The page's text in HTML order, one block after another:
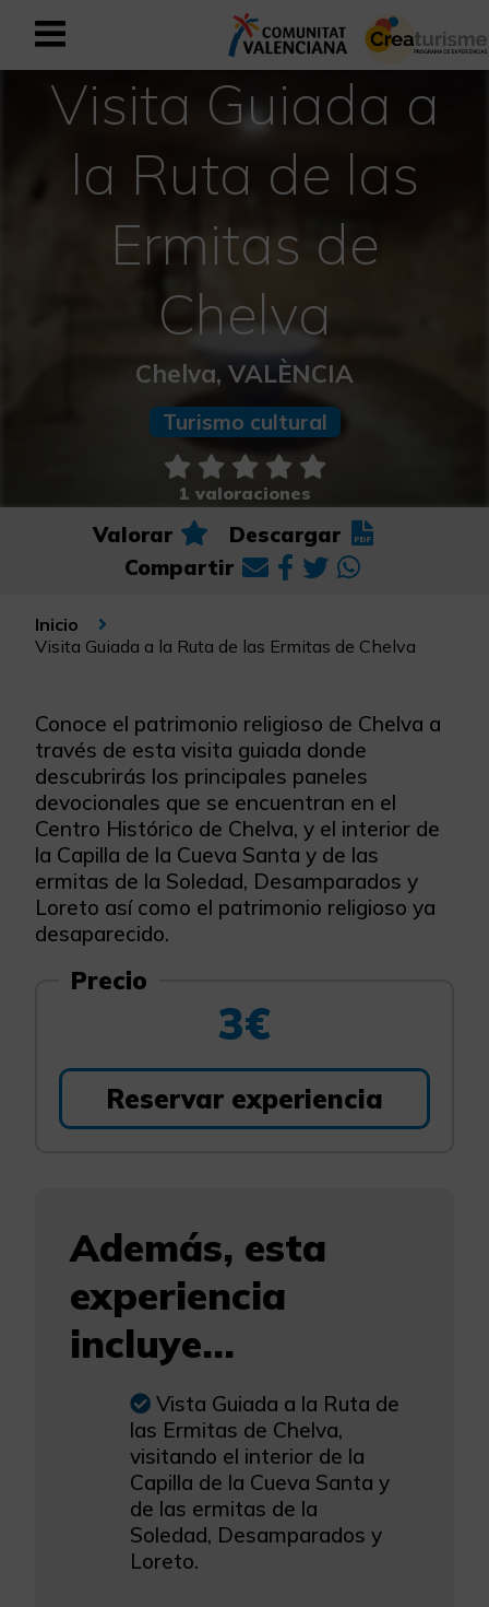
Registrarse como usuario
Registro empresarial
Español
Mediterráneo Activo-Deportivo
Mediterráneo Cultural
Mediterráneo Natural-Rural
Experiencias en otoño
Experiencias Semana Santa
Visita Guiada a
la Ruta de las
Ermitas de
Chelva
Chelva, VALÈNCIA
Turismo cultural
1 valoraciones
Valorar
Descargar
Compartir
Inicio
Visita Guiada a la Ruta de las Ermitas de Chelva
Conoce el patrimonio religioso de Chelva a
través de esta visita guiada donde
descubrirás los principales paneles
devocionales que se encuentran en el
Centro Histórico de Chelva, y el interior de
la Capilla de la Cueva Santa y de las
ermitas de la Soledad, Desamparados y
Loreto así como el patrimonio religioso ya
desaparecido.
Precio
3€
Reservar experiencia
Además, esta
experiencia
incluye...
Vista Guiada a la Ruta de
las Ermitas de Chelva,
visitando el interior de la
Capilla de la Cueva Santa y
de las ermitas de la
Soledad, Desamparados y
Loreto.